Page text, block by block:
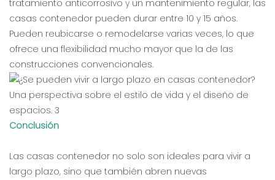
tratamiento anticorrosivo y un mantenimiento regular, las
casas contenedor pueden durar entre 10 y 15 años.
Pueden reubicarse o remodelarse varias veces, lo que
ofrece una flexibilidad mucho mayor que la de las
construcciones convencionales.
Conclusión
Las casas contenedor no solo son ideales para vivir a
largo plazo, sino que también abren nuevas